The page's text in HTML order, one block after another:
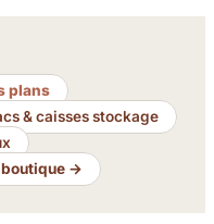
plans
& caisses stockage
boutique →